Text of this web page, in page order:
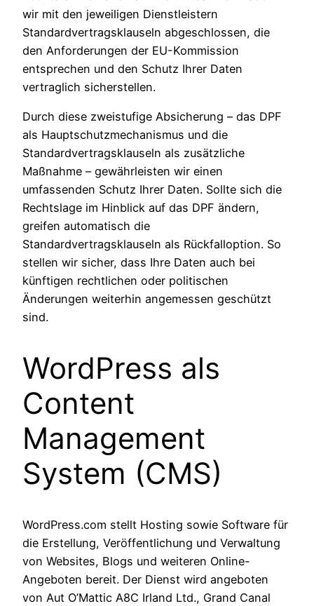
wir mit den jeweiligen Dienstleistern
Standardvertragsklauseln abgeschlossen, die
den Anforderungen der EU-Kommission
entsprechen und den Schutz Ihrer Daten
vertraglich sicherstellen.
Durch diese zweistufige Absicherung – das DPF
als Hauptschutzmechanismus und die
Standardvertragsklauseln als zusätzliche
Maßnahme – gewährleisten wir einen
umfassenden Schutz Ihrer Daten. Sollte sich die
Rechtslage im Hinblick auf das DPF ändern,
greifen automatisch die
Standardvertragsklauseln als Rückfalloption. So
stellen wir sicher, dass Ihre Daten auch bei
künftigen rechtlichen oder politischen
Änderungen weiterhin angemessen geschützt
sind.
WordPress als
Content
Management
System (CMS)
WordPress.com stellt Hosting sowie Software für
die Erstellung, Veröffentlichung und Verwaltung
von Websites, Blogs und weiteren Online-
Angeboten bereit. Der Dienst wird angeboten
von Aut O’Mattic A8C Irland Ltd., Grand Canal